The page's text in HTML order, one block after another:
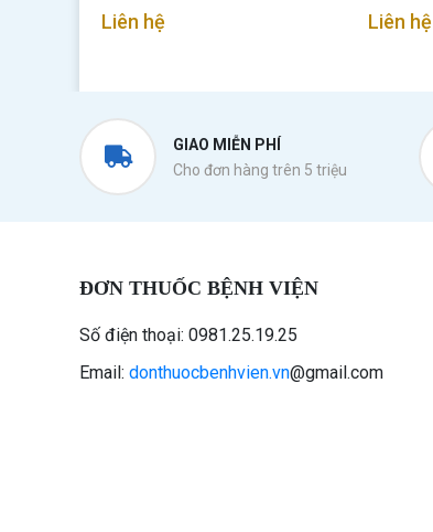
Liên hệ Liên hệ
GIAO MIỄN PHÍ
Cho đơn hàng trên 5 triệu
ĐƠN THUỐC BỆNH VIỆN
Số điện thoại: 0981.25.19.25
Email: donthuocbenhvien.vn@gmail.com